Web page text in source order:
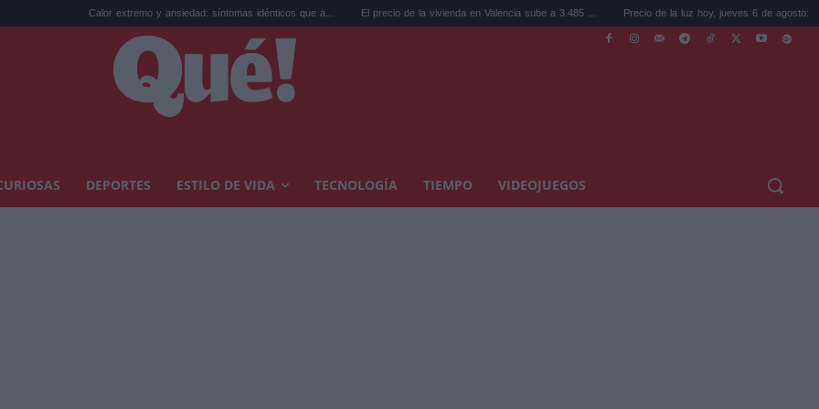
Calor extremo y ansiedad: síntomas idénticos que a... El precio de la vivienda en Valencia sube a 3.485 ... Precio de la luz hoy, jueves 6 de agosto: la hora ...
DEPORTES ESTILO DE VIDA TECNOLOGÍA TIEMPO VIDEOJUEGOS